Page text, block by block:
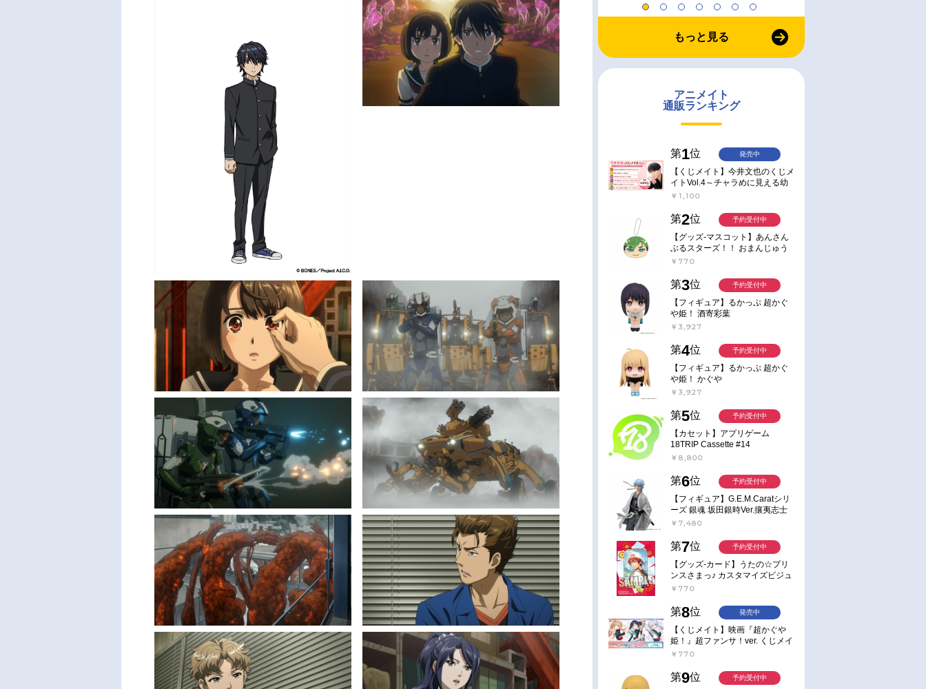
もっと見る
アニメイト
通販ランキング
第1位
【くじメイト】今井文也のくじメ
イトVol.4～チャラめに見える幼
馴染、実は一途で独占欲が強いん
￥1,100
発売中
第2位
【グッズ-マスコット】あんさん
ぶるスターズ！！ おまんじゅう
にぎにぎマスコット ねくすと2
￥770
予約受付中
第3位
【フィギュア】るかっぷ 超かぐ
や姫！ 酒寄彩葉
￥3,927
予約受付中
第4位
【フィギュア】るかっぷ 超かぐ
や姫！ かぐや
￥3,927
予約受付中
第5位
【カセット】アプリゲーム
18TRIP Cassette #14
￥8,800
予約受付中
第6位
【フィギュア】G.E.M.Caratシリ
ーズ 銀魂 坂田銀時Ver.攘夷志士
完成品フィギュア
￥7,480
予約受付中
第7位
【グッズ-カード】うたの☆プリ
ンスさまっ♪ カスタマイズビジュ
アルカードコレクション Best
￥770
予約受付中
第8位
【くじメイト】映画『超かぐや
姫！』超ファンサ！ver. くじメイ
ト
￥770
発売中
第9位 予約受付中